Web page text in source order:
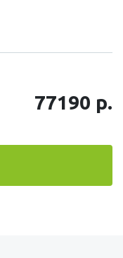
77190 р.